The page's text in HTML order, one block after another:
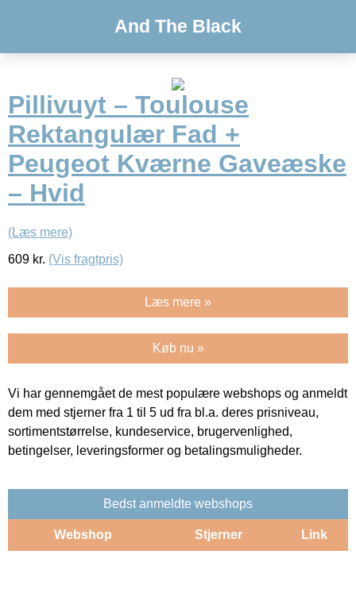
And The Black
Pillivuyt – Toulouse
Rektangulær Fad +
Peugeot Kværne Gaveæske
– Hvid
(Læs mere)
609 kr. (Vis fragtpris)
Læs mere »
Køb nu »
Vi har gennemgået de mest populære webshops og anmeldt
dem med stjerner fra 1 til 5 ud fra bl.a. deres prisniveau,
sortimentstørrelse, kundeservice, brugervenlighed,
betingelser, leveringsformer og betalingsmuligheder.
Bedst anmeldte webshops
Webshop Stjerner Link